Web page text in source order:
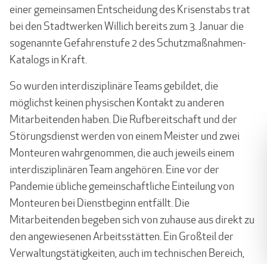
einer gemeinsamen Entscheidung des Krisenstabs trat
bei den Stadtwerken Willich bereits zum 3. Januar die
sogenannte Gefahrenstufe 2 des Schutzmaßnahmen-
Katalogs in Kraft.
So wurden interdisziplinäre Teams gebildet, die
möglichst keinen physischen Kontakt zu anderen
Mitarbeitenden haben. Die Rufbereitschaft und der
Störungsdienst werden von einem Meister und zwei
Monteuren wahrgenommen, die auch jeweils einem
interdisziplinären Team angehören. Eine vor der
Pandemie übliche gemeinschaftliche Einteilung von
Monteuren bei Dienstbeginn entfällt. Die
Mitarbeitenden begeben sich von zuhause aus direkt zu
den angewiesenen Arbeitsstätten. Ein Großteil der
Verwaltungstätigkeiten, auch im technischen Bereich,